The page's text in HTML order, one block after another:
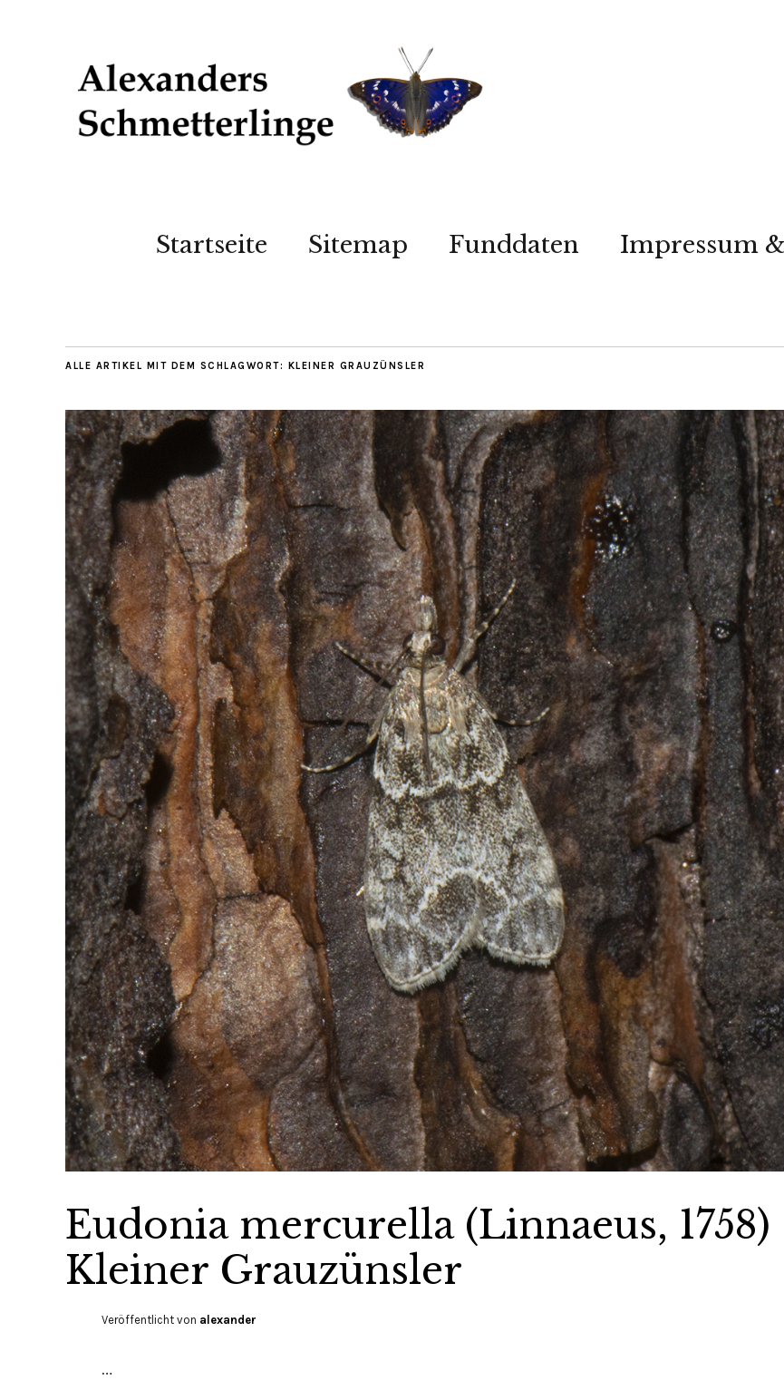
Startseite Sitemap Funddaten Impressum
ALLE ARTIKEL MIT DEM SCHLAGWORT: KLEINER GRAUZÜNSLER
Eudonia mercurella (Linnaeus, 1758)
Kleiner Grauzünsler
Veröffentlicht von alexander
…